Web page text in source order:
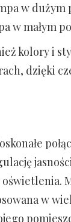
w
w małym
kolory i
dzięki
w